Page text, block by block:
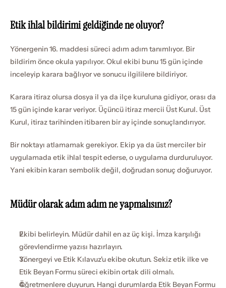
Etik ihlal bildirimi geldiğinde ne oluyor?
Yönergenin 16. maddesi süreci adım adım tanımlıyor. Bir
bildirim önce okula yapılıyor. Okul ekibi bunu 15 gün içinde
inceleyip karara bağlıyor ve sonucu ilgililere bildiriyor.
Karara itiraz olursa dosya il ya da ilçe kuruluna gidiyor, orası da
15 gün içinde karar veriyor. Üçüncü itiraz mercii Üst Kurul. Üst
Kurul, itiraz tarihinden itibaren bir ay içinde sonuçlandırıyor.
Bir noktayı atlamamak gerekiyor. Ekip ya da üst merciler bir
uygulamada etik ihlal tespit ederse, o uygulama durduruluyor.
Yani ekibin kararı sembolik değil, doğrudan sonuç doğuruyor.
Müdür olarak adım adım ne yapmalısınız?
Ekibi belirleyin. Müdür dahil en az üç kişi. İmza karşılığı
görevlendirme yazısı hazırlayın.
Yönergeyi ve Etik Kılavuz'u ekibe okutun. Sekiz etik ilke ve
Etik Beyan Formu süreci ekibin ortak dili olmalı.
Öğretmenlere duyurun. Hangi durumlarda Etik Beyan Formu